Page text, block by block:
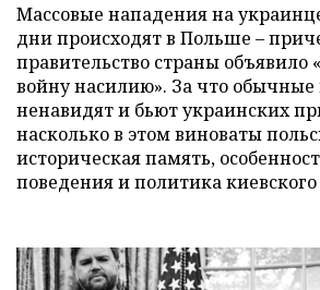
Массовые нападения на
дни происходят в Польше –
правительство страны
войну насилию». За что обычные
ненавидят и бьют украинских
насколько в этом виноваты
историческая память,
поведения и политика